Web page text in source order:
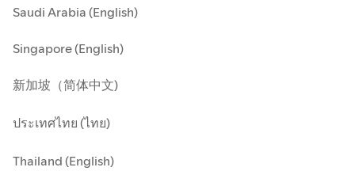
Saudi Arabia (English)
Singapore (English)
新加坡（简体中文)
ประเทศไทย (ไทย)
Thailand (English)